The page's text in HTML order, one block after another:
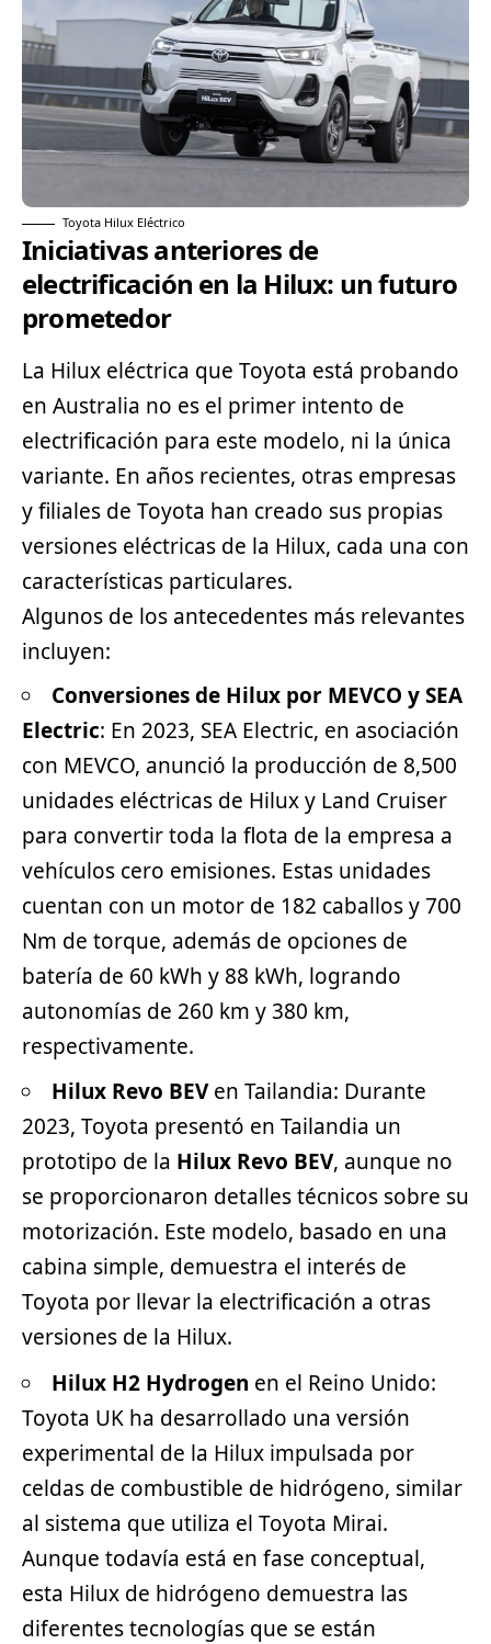
Toyota Hilux Eléctrico
Iniciativas anteriores de
electrificación en la Hilux: un futuro
prometedor
La Hilux eléctrica que Toyota está probando
en Australia no es el primer intento de
electrificación para este modelo, ni la única
variante. En años recientes, otras empresas
y filiales de Toyota han creado sus propias
versiones eléctricas de la Hilux, cada una con
características particulares.
Algunos de los antecedentes más relevantes
incluyen:
Conversiones de Hilux por MEVCO y SEA
Electric: En 2023, SEA Electric, en asociación
con MEVCO, anunció la producción de 8,500
unidades eléctricas de Hilux y Land Cruiser
para convertir toda la flota de la empresa a
vehículos cero emisiones. Estas unidades
cuentan con un motor de 182 caballos y 700
Nm de torque, además de opciones de
batería de 60 kWh y 88 kWh, logrando
autonomías de 260 km y 380 km,
respectivamente.
Hilux Revo BEVen Tailandia: Durante
2023, Toyota presentó en Tailandia un
prototipo de la Hilux Revo BEV, aunque no
se proporcionaron detalles técnicos sobre su
motorización. Este modelo, basado en una
cabina simple, demuestra el interés de
Toyota por llevar la electrificación a otras
versiones de la Hilux.
Hilux H2 Hydrogen en el Reino Unido:
Toyota UK ha desarrollado una versión
experimental de la Hilux impulsada por
celdas de combustible de hidrógeno, similar
al sistema que utiliza el Toyota Mirai.
Aunque todavía está en fase conceptual,
esta Hilux de hidrógeno demuestra las
diferentes tecnologías que se están